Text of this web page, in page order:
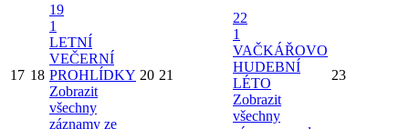
17 18
19
1
LETNÍ
VEČERNÍ
PROHLÍDKY
Zobrazit
všechny
záznamy ze
20 21
22
1
VAČKÁŘOVO
HUDEBNÍ
LÉTO
Zobrazit
všechny
23